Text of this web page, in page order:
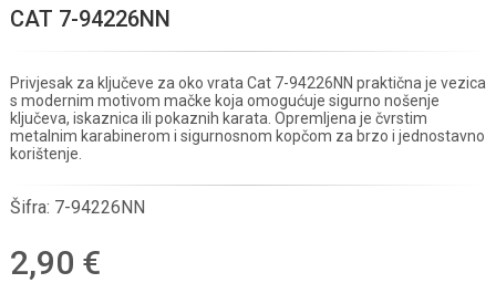
CAT 7-94226NN
Privjesak za ključeve za oko vrata Cat 7-94226NN praktična je vezica
s modernim motivom mačke koja omogućuje sigurno nošenje
ključeva, iskaznica ili pokaznih karata. Opremljena je čvrstim
metalnim karabinerom i sigurnosnom kopčom za brzo i jednostavno
korištenje.
Šifra: 7-94226NN
2,90 €